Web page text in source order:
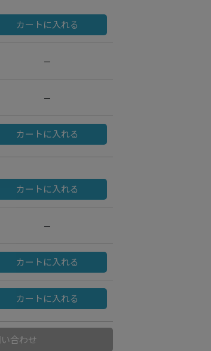
カートに入れる
—
—
カートに入れる
カートに入れる
—
カートに入れる
カートに入れる
合わせ